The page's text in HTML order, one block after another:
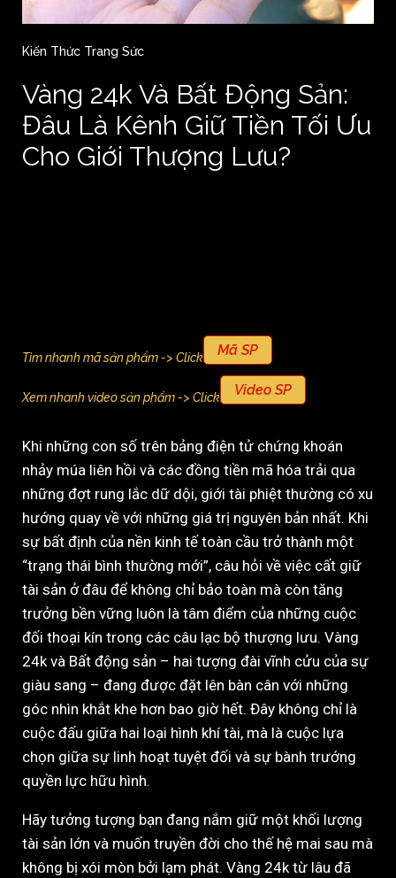
Kiến Thức Trang Sức
Vàng 24k Và Bất Động Sản:
Đâu Là Kênh Giữ Tiền Tối Ưu
Cho Giới Thượng Lưu?
Tìm nhanh mã sản phẩm -> Click Mã SP
Xem nhanh video sản phẩm -> Click Video SP
Khi những con số trên bảng điện tử chứng khoán
nhảy múa liên hồi và các đồng tiền mã hóa trải qua
những đợt rung lắc dữ dội, giới tài phiệt thường có xu
hướng quay về với những giá trị nguyên bản nhất. Khi
sự bất định của nền kinh tế toàn cầu trở thành một
“trạng thái bình thường mới”, câu hỏi về việc cất giữ
tài sản ở đâu để không chỉ bảo toàn mà còn tăng
trưởng bền vững luôn là tâm điểm của những cuộc
đối thoại kín trong các câu lạc bộ thượng lưu. Vàng
24k và Bất động sản – hai tượng đài vĩnh cửu của sự
giàu sang – đang được đặt lên bàn cân với những
góc nhìn khắt khe hơn bao giờ hết. Đây không chỉ là
cuộc đấu giữa hai loại hình khí tài, mà là cuộc lựa
chọn giữa sự linh hoạt tuyệt đối và sự bành trướng
quyền lực hữu hình.
Hãy tưởng tượng bạn đang nắm giữ một khối lượng
tài sản lớn và muốn truyền đời cho thế hệ mai sau mà
không bị xói mòn bởi lạm phát. Vàng 24k từ lâu đã